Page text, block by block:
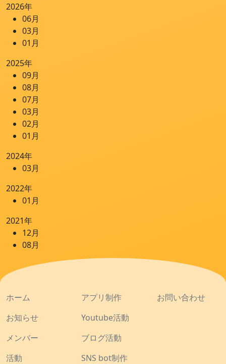
2026年
06月
03月
01月
2025年
09月
08月
07月
03月
02月
01月
2024年
03月
2022年
01月
2021年
12月
08月
ホーム
お知らせ
メンバー
活動
アプリ制作
Youtube活動
ブログ活動
SNS bot制作
お問い合わせ